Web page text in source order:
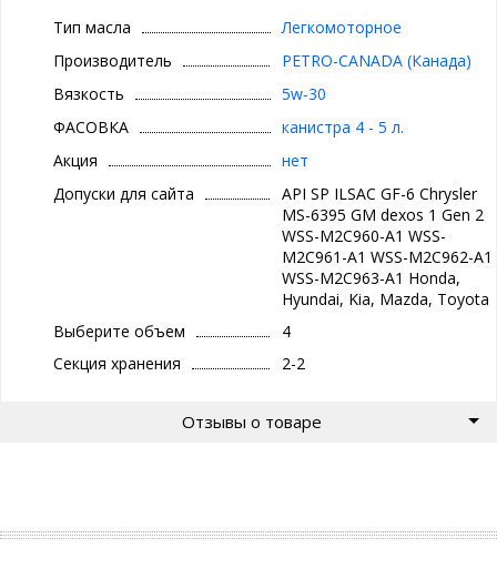
разрушению при высоких температурах
• Снижение отложения лаков, шлама и продуктов
сгорания на деталях двигателя
• Сведение к минимуму залипания поршневых колец
масла
Превосходная текучесть при низких температурах
• Облегчение пуска в холодную погоду
• Снижение износа во время пуска и работы при низких
• Низкий уровень потерь от испарения сокращает
• Проверенная совместимость с уплотнителями для
предотвращения утечек
Совместимость с топливом с высоким содержанием
• Предотвращение отделения воды
токсичности выхлопа и продлевая срок их службы
Тип масла
Легкомоторное
Производитель
PETRO-CANADA (Канада)
Вязкость
5w-30
ФАСОВКА
канистра 4 - 5 л.
Акция
нет
Допуски для сайта
API SP ILSAC GF-6 Chrysler
MS-6395 GM dexos 1 Gen 2
WSS-M2C960-A1 WSS-
M2C961-A1 WSS-M2C962-A1
WSS-M2C963-A1 Honda,
Hyundai, Kia, Mazda, Toyota
Выберите объем
4
Секция хранения
2-2
Отзывы о товаре